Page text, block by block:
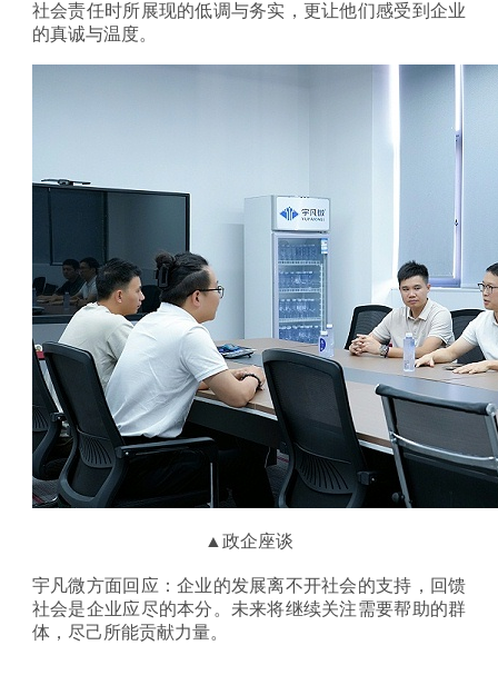
社会责任时所展现的低调与务实，更让他们感受到企业
的真诚与温度。
▲政企座谈
宇凡微方面回应：企业的发展离不开社会的支持，回馈
社会是企业应尽的本分。未来将继续关注需要帮助的群
体，尽己所能贡献力量。